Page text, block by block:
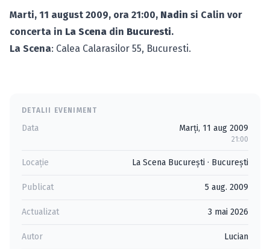
Marti, 11 august 2009, ora 21:00, Nadin si Calin vor
concerta in La Scena din Bucuresti.
La Scena: Calea Calarasilor 55, Bucuresti.
DETALII EVENIMENT
Data Marți, 11 aug 2009
21:00
Locație La Scena București · Bucureşti
Publicat 5 aug. 2009
Actualizat 3 mai 2026
Autor Lucian